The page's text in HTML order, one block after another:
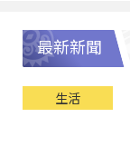
最新新聞
生活